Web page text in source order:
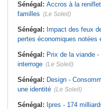
Sénégal: Accros à la
familles (Le Soleil)
Sénégal: Impact des feux
pertes économiques notées
Sénégal: Prix de la viande
interroge (Le Soleil)
Sénégal: Design -
une identité (Le Soleil)
Sénégal: Ipres - 174